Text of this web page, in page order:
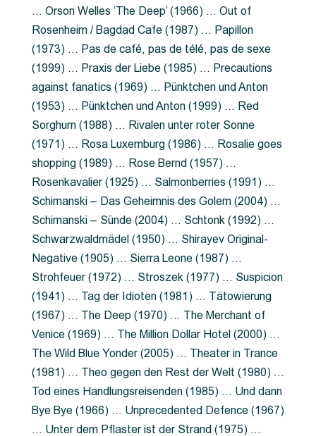
… Orson Welles ‘The Deep’ (1966) … Out of
Rosenheim / Bagdad Cafe (1987) … Papillon
(1973) … Pas de café, pas de télé, pas de sexe
(1999) … Praxis der Liebe (1985) … Precautions
against fanatics (1969) … Pünktchen und Anton
(1953) … Pünktchen und Anton (1999) … Red
Sorghum (1988) … Rivalen unter roter Sonne
(1971) … Rosa Luxemburg (1986) … Rosalie goes
shopping (1989) … Rose Bernd (1957) …
Rosenkavalier (1925) … Salmonberries (1991) …
Schimanski – Das Geheimnis des Golem (2004) …
Schimanski – Sünde (2004) … Schtonk (1992) …
Schwarzwaldmädel (1950) … Shirayev Original-
Negative (1905) … Sierra Leone (1987) …
Strohfeuer (1972) … Stroszek (1977) … Suspicion
(1941) … Tag der Idioten (1981) … Tätowierung
(1967) … The Deep (1970) … The Merchant of
Venice (1969) … The Million Dollar Hotel (2000) …
The Wild Blue Yonder (2005) … Theater in Trance
(1981) … Theo gegen den Rest der Welt (1980) …
Tod eines Handlungsreisenden (1985) … Und dann
Bye Bye (1966) … Unprecedented Defence (1967)
… Unter dem Pflaster ist der Strand (1975) …